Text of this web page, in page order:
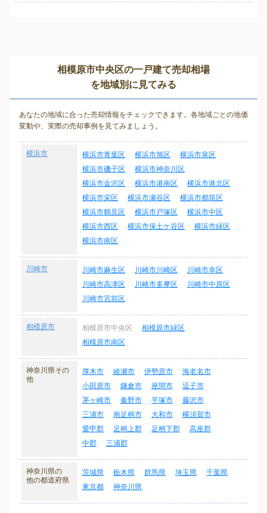
相模原市中央区の一戸建て売却相場
を地域別に見てみる
あなたの地域に合った売却情報をチェックできます。各地域ごとの地価
変動や、実際の売却事例を見てみましょう。
横浜市 横浜市青葉区 横浜市旭区
横浜市泉区
横浜市磯子区
横浜市神奈川区
横浜市金沢区
横浜市港南区
横浜市港北区
横浜市栄区
横浜市瀬谷区
横浜市都筑区
横浜市鶴見区
横浜市戸塚区
横浜市中区
横浜市西区
横浜市保土ケ谷区
横浜市緑区
横浜市南区
川崎市 川崎市麻生区 川崎市川崎区
川崎市幸区
川崎市高津区
川崎市多摩区
川崎市中原区
川崎市宮前区
相模原市 相模原市中央区
相模原市緑区
相模原市南区
神奈川県その
他
厚木市 綾瀬市 伊勢原市
海老名市
小田原市
鎌倉市 座間市
逗子市
茅ヶ崎市
秦野市 平塚市
藤沢市
三浦市
南足柄市 大和市
横須賀市
愛甲郡
足柄上郡 足柄下郡
高座郡
中郡
三浦郡
神奈川県の
他の都道府県
茨城県 栃木県 群馬県 埼玉県
千葉県
東京都
神奈川県